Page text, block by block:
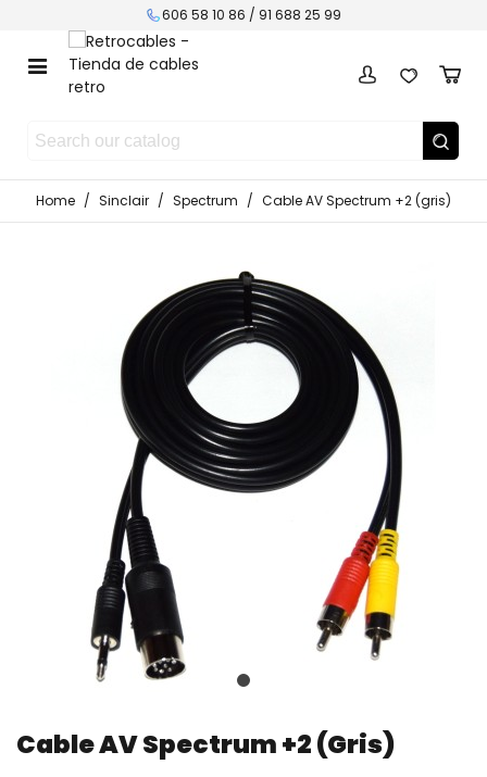
606 58 10 86 / 91 688 25 99
Home / Sinclair / Spectrum / Cable AV Spectrum +2 (gris)
Cable AV Spectrum +2 (gris)